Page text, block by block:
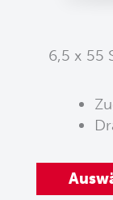
6,5 x 55